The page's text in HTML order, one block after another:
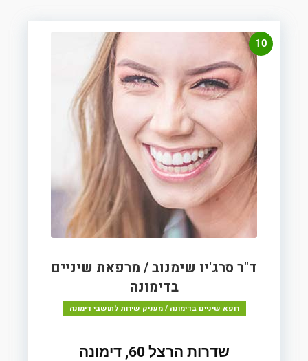
10
ד"ר סרג'יו שימנוב / מרפאת שיניים
בדימונה
רופא שיניים בדימונה / מעניק שירות לתושבי דימונה
שדרות הרצל 60, דימונה